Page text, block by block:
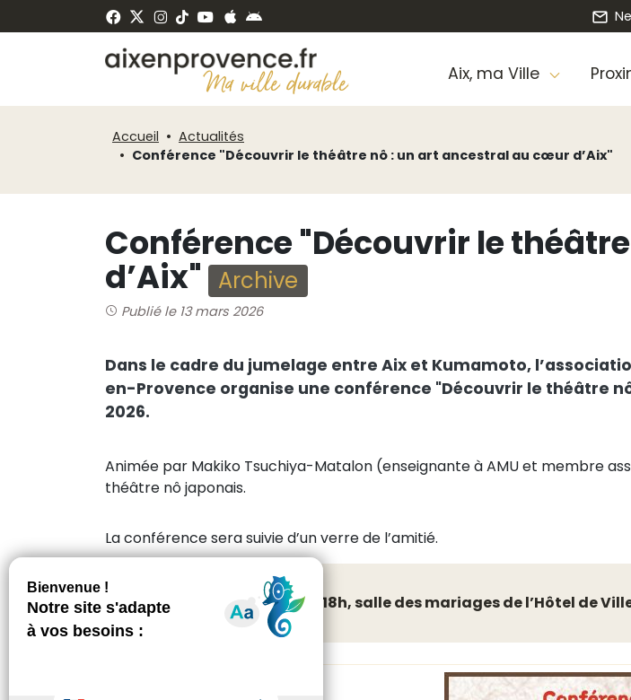
Aix, ma Ville
Accueil
Actualités
Conférence "Découvrir le théâtre nô : un art ancestral au cœur d’Aix"
Conférence "Découvrir le
d’Aix" Archive
Publié le 13 mars 2026
Dans le cadre du jumelage entre Aix et Kumamoto,
en-Provence organise une conférence "Découvrir le théâtre
2026.
Animée par Makiko Tsuchiya-Matalon (enseignante à AMU et membre
théâtre nô japonais.
La conférence sera suivie d’un verre de l’amitié.
Gratuit - Rendez-vous à 18h, salle des mariages de l’Hôtel de
de
Panneau de gestion des cookies